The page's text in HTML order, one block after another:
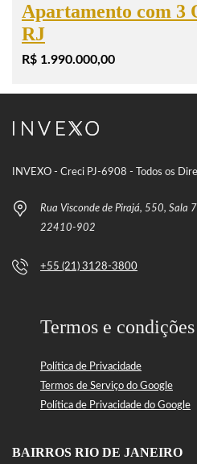
Apartamento com 3
RJ
R$ 1.990.000,00
INVEXO - Creci PJ-6908 - Todos os
Rua Visconde de Pirajá, 550, Sala
22410-902
+55 (21) 3128-3800
Termos e condições
Política de Privacidade
Termos de Serviço do Google
Política de Privacidade do Google
BAIRROS RIO DE JANEIRO